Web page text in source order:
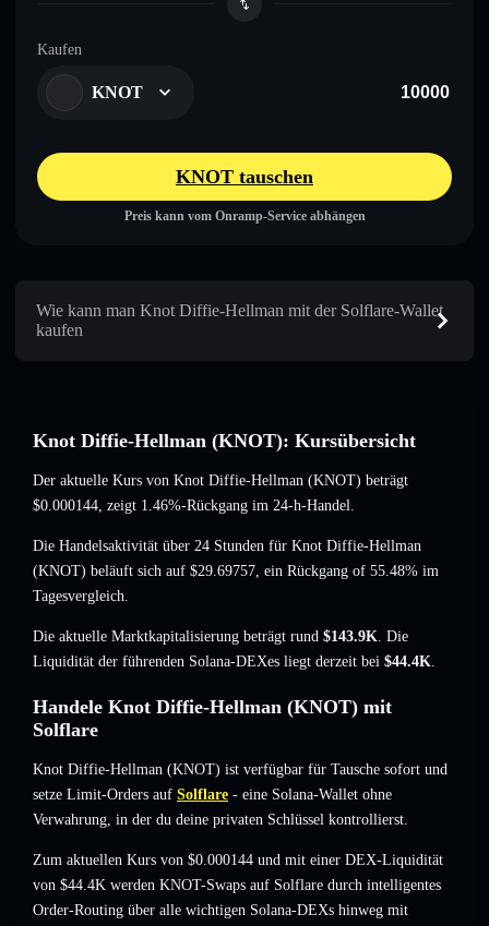
Kaufen
KNOT
KNOT tauschen
Preis kann vom Onramp-Service abhängen
Wie kann man Knot Diffie-Hellman mit der Solflare-Wallet
kaufen
Knot Diffie-Hellman (KNOT): Kursübersicht
Der aktuelle Kurs von Knot Diffie-Hellman (KNOT) beträgt
$0.000144, zeigt 1.46%-Rückgang im 24-h-Handel.
Die Handelsaktivität über 24 Stunden für Knot Diffie-Hellman
(KNOT) beläuft sich auf $29.69757, ein Rückgang of 55.48% im
Tagesvergleich.
Die aktuelle Marktkapitalisierung beträgt rund $143.9K. Die
Liquidität der führenden Solana-DEXes liegt derzeit bei $44.4K.
Handele Knot Diffie-Hellman (KNOT) mit
Solflare
Knot Diffie-Hellman (KNOT) ist verfügbar für Tausche sofort und
setze Limit-Orders auf Solflare - eine Solana-Wallet ohne
Verwahrung, in der du deine privaten Schlüssel kontrollierst.
Zum aktuellen Kurs von $0.000144 und mit einer DEX-Liquidität
von $44.4K werden KNOT-Swaps auf Solflare durch intelligentes
Order-Routing über alle wichtigen Solana-DEXs hinweg mit